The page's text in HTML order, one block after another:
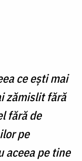
ce eşti mai
zămislit fără
fără de
pe
aceea pe tine